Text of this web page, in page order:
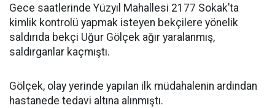
Gece saatlerinde Yüzyıl Mahallesi 2177 Sokak’ta
kimlik kontrolü yapmak isteyen bekçilere yönelik
saldırıda bekçi Uğur Gölçek ağır yaralanmış,
saldırganlar kaçmıştı.
Gölçek, olay yerinde yapılan ilk müdahalenin ardından
hastanede tedavi altına alınmıştı.